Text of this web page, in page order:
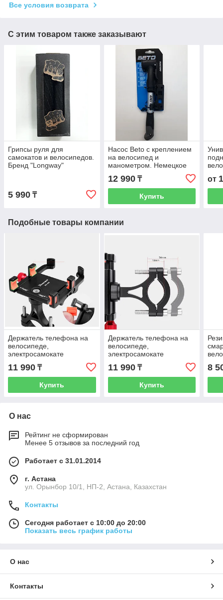
Все условия возврата
С этим товаром также заказывают
Грипсы руля для
самокатов и велосипедов.
Бренд "Longway"
5 990 ₸
Насос Beto с креплением
на велосипед и
манометром. Немецкое
качество. Kaspi RED.
Рассрочка
12 990₸
Купить
от
Подобные товары компании
Держатель телефона на
велосипеде,
электросамокате
Рассрочка. Kaspi RED
11 990 ₸
Купить
Держатель телефона на
велосипеде,
электросамокате
"Deemount" из алюминия.
Рассрочка. Kaspi RED
11 990₸
Купить
RED
8
О нас
Рейтинг не сформирован
Менее 5 отзывов за последний год
Работает с 31.01.2014
г. Астана
ул. Орынбор 10/1, НП-2, Астана, Казахстан
Контакты
Сегодня работает с 10:00 до 20:00
Показать весь график работы
О нас
Контакты